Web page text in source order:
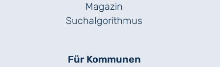
Magazin
Suchalgorithmus
Für Kommunen